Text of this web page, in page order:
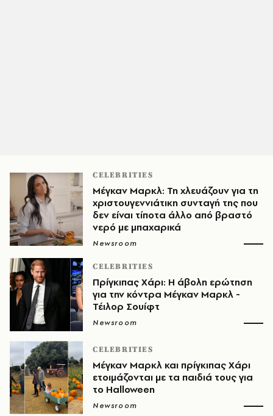
CELEBRITIES
Μέγκαν Μαρκλ: Τη χλευάζουν για τη
χριστουγεννιάτικη συνταγή της που
δεν είναι τίποτα άλλο από βραστό
νερό με μπαχαρικά
Newsroom
CELEBRITIES
Πρίγκιπας Χάρι: Η άβολη ερώτηση
για την κόντρα Μέγκαν Μαρκλ -
Τέιλορ Σουίφτ
Newsroom
CELEBRITIES
Μέγκαν Μαρκλ και πρίγκιπας Χάρι
ετοιμάζονται με τα παιδιά τους για
το Halloween
Newsroom